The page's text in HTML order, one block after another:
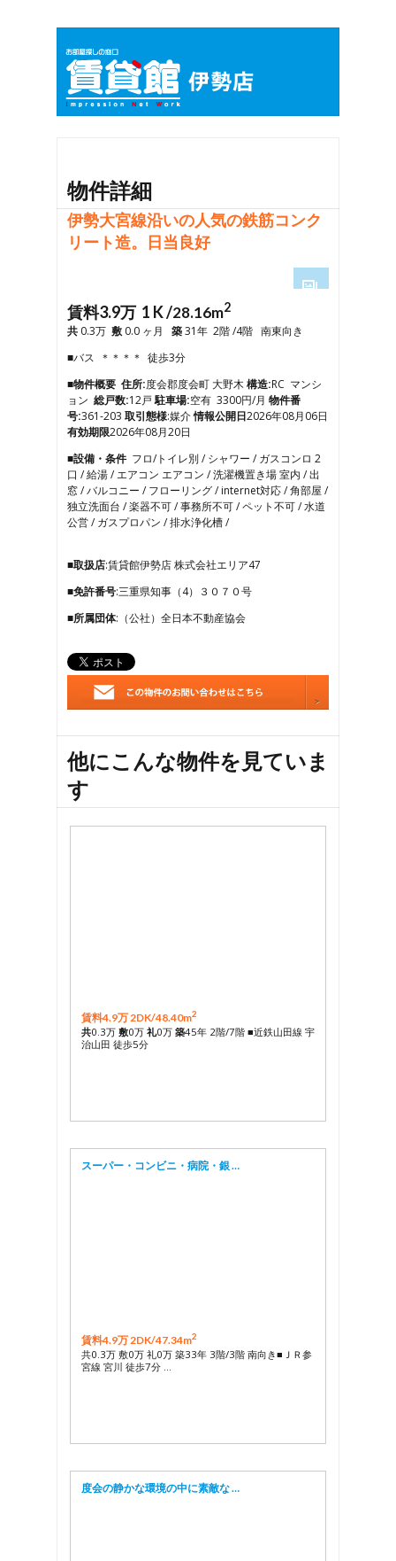
物件詳細
伊勢大宮線沿いの人気の鉄筋コンク
リート造。日当良好
6
7
8
10
11
12
13
賃料3.9万 1 K /28.16m2
共 0.3万 敷 0.0 ヶ月 築31年 2階 /4階 南東向き
■バス ＊＊＊＊ 徒歩3分
■物件概要 住所:度会郡度会町 大野木構造:RC マンシ
ョン 総戸数:12戸駐車場:空有 3300円/月 物件番
号:361-203 取引態様:媒介情報公開日2026年08月06日
有効期限2026年08月20日
■設備・条件 フロ/トイレ別 / シャワー / ガスコンロ 2
口 / 給湯 / エアコン エアコン / 洗濯機置き場 室内 / 出
窓 / バルコニー / フローリング / internet対応 / 角部屋 /
独立洗面台 / 楽器不可 / 事務所不可 / ペット不可 / 水道
公営 / ガスプロパン / 排水浄化槽 /
■取扱店:賃貸館伊勢店 株式会社エリア47
■免許番号:三重県知事（4）３０７０号
■所属団体:（公社）全日本不動産協会
他にこんな物件を見ていま
す
賃料4.9万 2DK/48.40m2
共0.3万 敷0万 礼0万 築45年 2階/7階 ■近鉄山田線 宇
治山田 徒歩5分
スーパー・コンビニ・病院・銀 …
賃料4.9万 2DK/47.34m2
共0.3万 敷0万 礼0万 築33年 3階/3階 南向き■ＪＲ参
宮線 宮川 徒歩7分 …
度会の静かな環境の中に素敵な …